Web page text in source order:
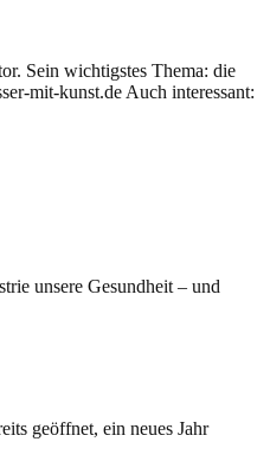
Sein wichtigstes Thema: die
mit-kunst.de Auch interessant:
unsere Gesundheit – und
geöffnet, ein neues Jahr